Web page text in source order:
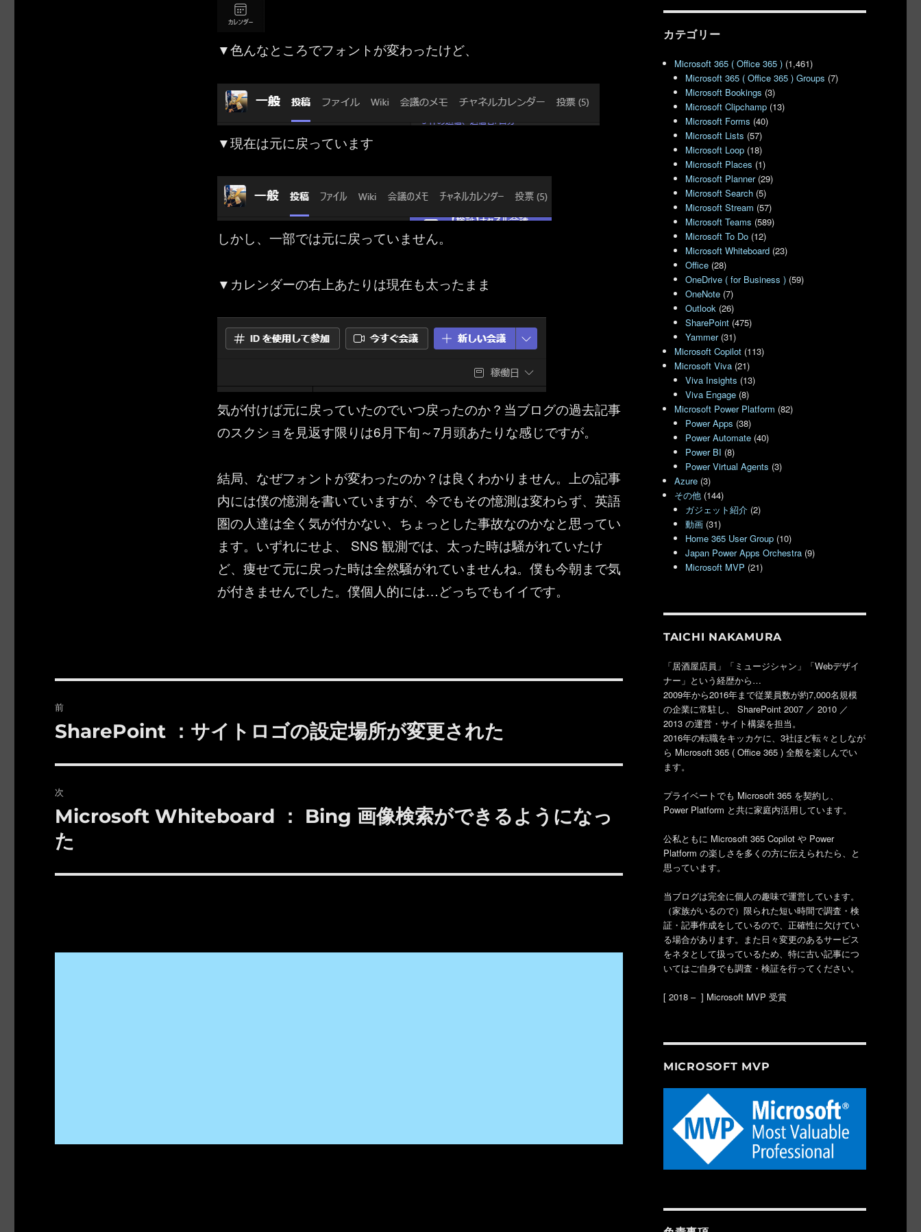
▼色んなところでフォントが変わったけど、
▼現在は元に戻っています
しかし、一部では元に戻っていません。
▼カレンダーの右上あたりは現在も太ったまま
気が付けば元に戻っていたのでいつ戻ったのか？当ブログの過去記事
のスクショを見返す限りは6月下旬～7月頭あたりな感じですが。
結局、なぜフォントが変わったのか？は良くわかりません。上の記事
内には僕の憶測を書いていますが、今でもその憶測は変わらず、英語
圏の人達は全く気が付かない、ちょっとした事故なのかなと思ってい
ます。いずれにせよ、 SNS 観測では、太った時は騒がれていたけ
ど、痩せて元に戻った時は全然騒がれていませんね。僕も今朝まで気
が付きませんでした。僕個人的には…どっちでもイイです。
稿
ゲ
ー
前
前
投
稿:
SharePoint ：サイトロゴの設定場所が変更された
次
次
の
投
稿:
Microsoft Whiteboard ： Bing 画像検索ができるようになっ
た
カテゴリー
Microsoft 365 ( Office 365 ) (1,461)
Microsoft 365 ( Office 365 ) Groups (7)
Microsoft Bookings (3)
Microsoft Clipchamp (13)
Microsoft Forms (40)
Microsoft Lists (57)
Microsoft Loop (18)
Microsoft Places (1)
Microsoft Planner(29)
Microsoft Search (5)
Microsoft Stream (57)
Microsoft Teams (589)
Microsoft To Do (12)
Microsoft Whiteboard (23)
Office (28)
OneDrive ( for Business ) (59)
OneNote (7)
Outlook (26)
SharePoint (475)
Yammer(31)
Microsoft Copilot (113)
Microsoft Viva (21)
Viva Insights (13)
Viva Engage (8)
Microsoft Power Platform (82)
Power Apps (38)
Power Automate (40)
Power BI (8)
Power Virtual Agents (3)
Azure (3)
その他 (144)
ガジェット紹介 (2)
動画 (31)
Home 365 User Group (10)
Japan Power Apps Orchestra (9)
Microsoft MVP (21)
TAICHI NAKAMURA
「居酒屋店員」「ミュージシャン」「Webデザイ
ナー」という経歴から…
2009年から2016年まで従業員数が約7,000名規模
の企業に常駐し、 SharePoint 2007 ／ 2010 ／
2013 の運営・サイト構築を担当。
2016年の転職をキッカケに、3社ほど転々としなが
ら Microsoft 365 ( Office 365 ) 全般を楽しんでい
ます。
プライベートでも Microsoft 365 を契約し、
Power Platform と共に家庭内活用しています。
公私ともに Microsoft 365 Copilot や Power
Platform の楽しさを多くの方に伝えられたら、と
思っています。
当ブログは完全に個人の趣味で運営しています。
（家族がいるので）限られた短い時間で調査・検
証・記事作成をしているので、正確性に欠けてい
る場合があります。また日々変更のあるサービス
をネタとして扱っているため、特に古い記事につ
いてはご自身でも調査・検証を行ってください。
[ 2018 – ] Microsoft MVP 受賞
MICROSOFT MVP